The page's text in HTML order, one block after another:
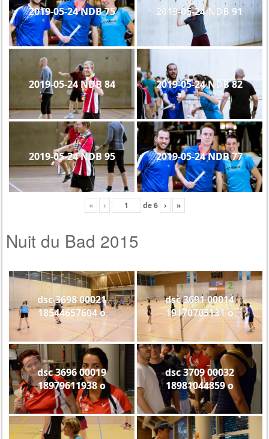
2019-05-24 NDB 75 2019-05-24 NDB 91
2019-05-24 NDB 84 2019-05-24 NDB 82
2019-05-24 NDB 95 2019-05-24 NDB 77
« ‹ de6 › »
Nuit du Bad 2015
dsc 3698 00021
18544657604 o
dsc 3691 00014
19170705131 o
dsc 3696 00019
18979611938 o
dsc 3709 00032
18981044859 o